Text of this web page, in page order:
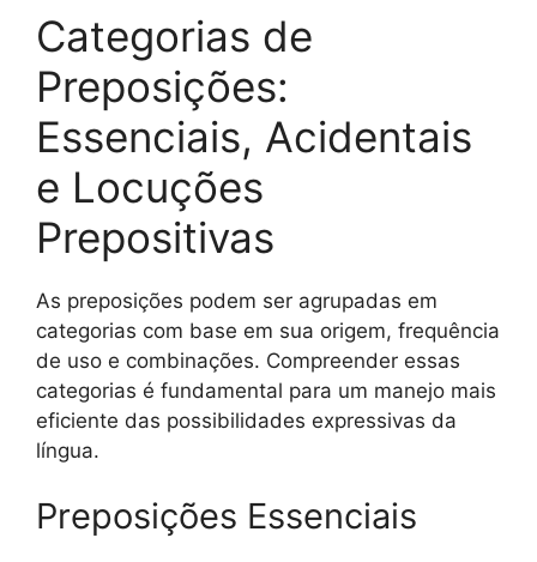
Categorias de
Preposições:
Essenciais, Acidentais
e Locuções
Prepositivas
As preposições podem ser agrupadas em
categorias com base em sua origem, frequência
de uso e combinações. Compreender essas
categorias é fundamental para um manejo mais
eficiente das possibilidades expressivas da
língua.
Preposições Essenciais